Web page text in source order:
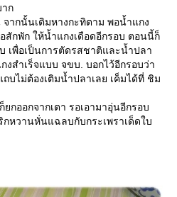
ก
จากนั้นเติมหางกะทิตาม พอน้ำแกง
สักพัก ให้น้ำแกงเดือดอีกรอบ ตอนนี้ก็
เพื่อเป็นการตัดรสชาติและน้ำปลา
สำเร็จแบบ จขบ. บอกไว้อีกรอบว่า
บไม่ต้องเติมน้ำปลาเลย เค็มได้ที่ ชิม
กออกจากเตา รอเอามาอุ่นอีกรอบ
หวานหั่นแฉลบกับกระเพราเด็ดใบ